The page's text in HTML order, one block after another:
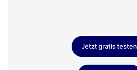
Jetzt gratis testen